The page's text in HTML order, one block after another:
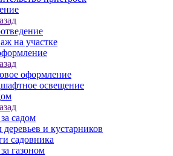
на участке
оформление
освещение
садом
и кустарников
садовника
газоном